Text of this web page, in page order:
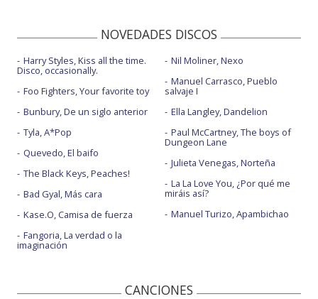
NOVEDADES DISCOS
Harry Styles, Kiss all the time.
Disco, occasionally.
Foo Fighters, Your favorite toy
Bunbury, De un siglo anterior
Tyla, A*Pop
Quevedo, El baifo
The Black Keys, Peaches!
Bad Gyal, Más cara
Kase.O, Camisa de fuerza
Fangoria, La verdad o la
imaginación
Nil Moliner, Nexo
Manuel Carrasco, Pueblo
salvaje I
Ella Langley, Dandelion
Paul McCartney, The boys of
Dungeon Lane
Julieta Venegas, Norteña
La La Love You, ¿Por qué me
miráis así?
Manuel Turizo, Apambichao
CANCIONES